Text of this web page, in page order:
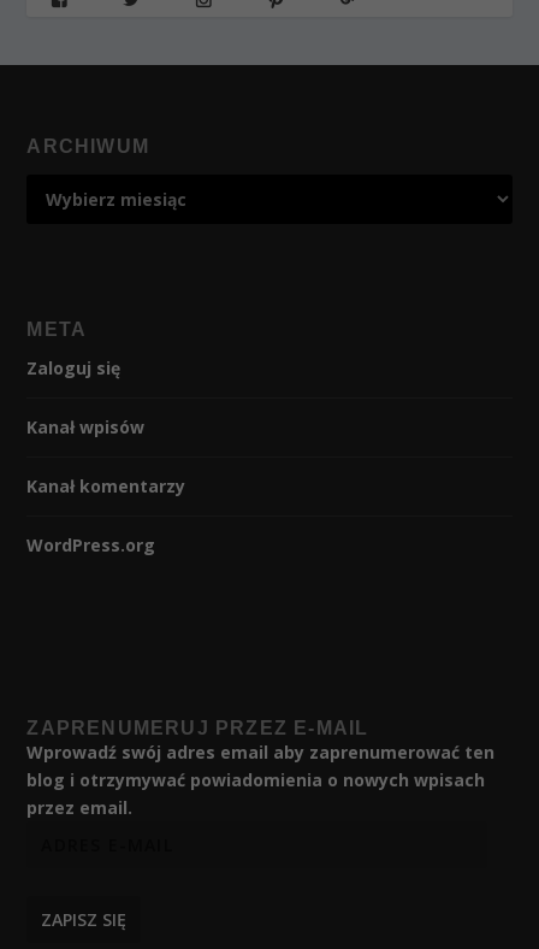
ARCHIWUM
META
Zaloguj się
Kanał wpisów
Kanał komentarzy
WordPress.org
ZAPRENUMERUJ PRZEZ E-MAIL
Wprowadź swój adres email aby zaprenumerować ten
blog i otrzymywać powiadomienia o nowych wpisach
przez email.
ZAPISZ SIĘ